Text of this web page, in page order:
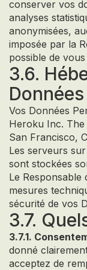
conserver vos
analyses
anonymisées,
imposée par la
possible de
3.6.
Vos Données
Heroku Inc. The
San Francisco,
Les serveurs
sont stockées
Le
mesures
sécurité de vos
3.7.
3.7.1.
donné
acceptez de